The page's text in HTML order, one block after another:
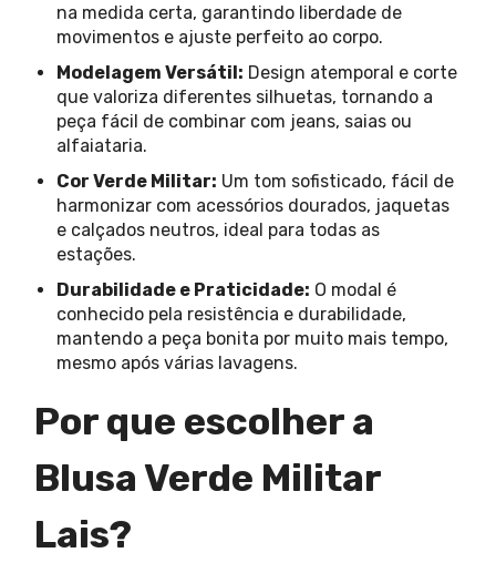
na medida certa, garantindo liberdade de
movimentos e ajuste perfeito ao corpo.
Modelagem Versátil: Design atemporal e corte
que valoriza diferentes silhuetas, tornando a
peça fácil de combinar com jeans, saias ou
alfaiataria.
Cor Verde Militar: Um tom sofisticado, fácil de
harmonizar com acessórios dourados, jaquetas
e calçados neutros, ideal para todas as
estações.
Durabilidade e Praticidade: O modal é
conhecido pela resistência e durabilidade,
mantendo a peça bonita por muito mais tempo,
mesmo após várias lavagens.
Por que escolher a
Blusa Verde Militar
Lais?